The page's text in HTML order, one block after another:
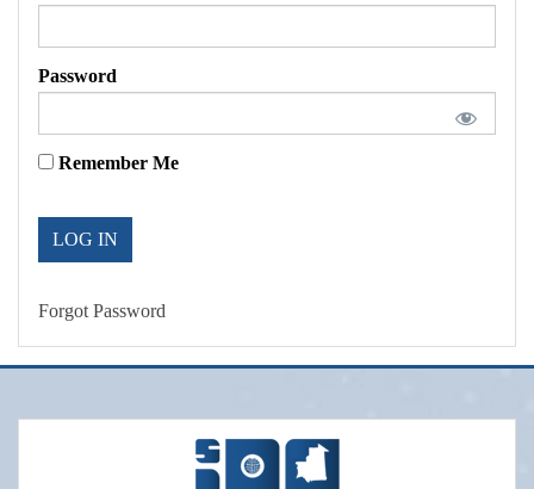
Password
Remember Me
Forgot Password